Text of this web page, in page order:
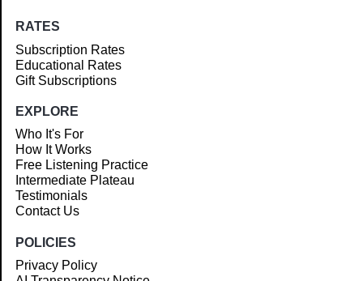
RATES
Subscription Rates
Educational Rates
Gift Subscriptions
EXPLORE
Who It's For
How It Works
Free Listening Practice
Intermediate Plateau
Testimonials
Contact Us
POLICIES
Privacy Policy